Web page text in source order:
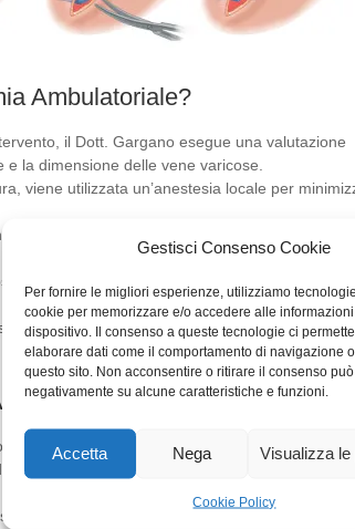
Gestisci Consenso Cookie
Per fornire le migliori esperienze, utilizziamo
cookie per memorizzare e/o accedere alle
dispositivo. Il consenso a queste tecnologie ci
elaborare dati come il comportamento di navigazione
questo sito. Non acconsentire o ritirare il consenso
negativamente su alcune caratteristiche e funzioni.
Accetta Nega Visualizza le
Cookie Policy
Ambulatoriale?
il Dott. Gargano esegue una valutazione
la dimensione delle vene varicose.
viene utilizzata un’anestesia locale per
vengono introdotti strumenti speciali per
vengono estratte in sezioni, utilizzando ganci
così piccole che spesso non necessitano di
piccole e il trauma ai tessuti è ridotto.
pazienti può tornare alle normali attività entro
minime e i risultati estetici sono eccellenti.